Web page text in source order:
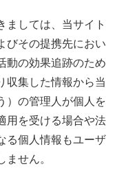
ましては、当サイト
びその提携先におい
動の効果追跡のため
収集した情報から当
）の管理人が個人を
用を受ける場合や法
る個人情報もユーザ
せん。